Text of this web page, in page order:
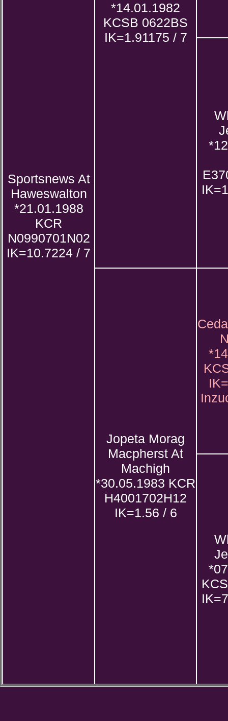
Sportsnews At
Haweswalton
*21.01.1988
KCR
N0990701N02
IK=10.7224 / 7
*14.01.1982
KCSB 0622BS
IK=1.91175 / 7
Jopeta Morag
Macpherst At
Machigh
*30.05.1983 KCR
H4001702H12
IK=1.56 / 6